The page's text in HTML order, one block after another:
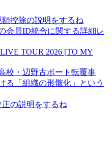
控除の説明をするね
会員ID統合に関する詳細レ
TOUR 2026 [TO MY
校・辺野古ボート転覆事
る「組織の形骸化」という
の説明をするね